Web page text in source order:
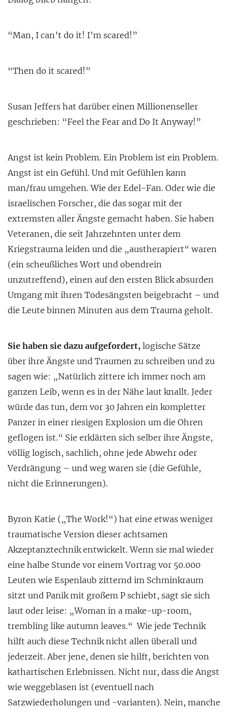
“Man, I can’t do it! I’m scared!”
“Then do it scared!”
Susan Jeffers hat darüber einen Millionenseller
geschrieben: “Feel the Fear and Do It Anyway!”
Angst ist kein Problem. Ein Problem ist ein Problem.
Angst ist ein Gefühl. Und mit Gefühlen kann
man/frau umgehen. Wie der Edel-Fan. Oder wie die
israelischen Forscher, die das sogar mit der
extremsten aller Ängste gemacht haben. Sie haben
Veteranen, die seit Jahrzehnten unter dem
Kriegstrauma leiden und die „austherapiert“ waren
(ein scheußliches Wort und obendrein
unzutreffend), einen auf den ersten Blick absurden
Umgang mit ihren Todesängsten beigebracht – und
die Leute binnen Minuten aus dem Trauma geholt.
Sie haben sie dazu aufgefordert, logische Sätze
über ihre Ängste und Traumen zu schreiben und zu
sagen wie: „Natürlich zittere ich immer noch am
ganzen Leib, wenn es in der Nähe laut knallt. Jeder
würde das tun, dem vor 30 Jahren ein kompletter
Panzer in einer riesigen Explosion um die Ohren
geflogen ist.“ Sie erklärten sich selber ihre Ängste,
völlig logisch, sachlich, ohne jede Abwehr oder
Verdrängung – und weg waren sie (die Gefühle,
nicht die Erinnerungen).
Byron Katie („The Work!“) hat eine etwas weniger
traumatische Version dieser achtsamen
Akzeptanztechnik entwickelt. Wenn sie mal wieder
eine halbe Stunde vor einem Vortrag vor 50.000
Leuten wie Espenlaub zitternd im Schminkraum
sitzt und Panik mit großem P schiebt, sagt sie sich
laut oder leise: „Woman in a make-up-room,
trembling like autumn leaves.“ Wie jede Technik
hilft auch diese Technik nicht allen überall und
jederzeit. Aber jene, denen sie hilft, berichten von
kathartischen Erlebnissen. Nicht nur, dass die Angst
wie weggeblasen ist (eventuell nach
Satzwiederholungen und -varianten). Nein, manche